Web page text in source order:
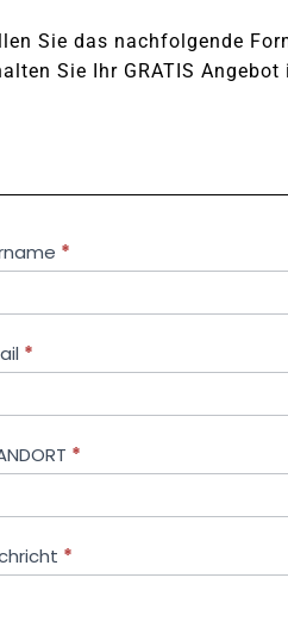
Sie das nachfolgende
Sie Ihr GRATIS Angebot
*
*
*
*